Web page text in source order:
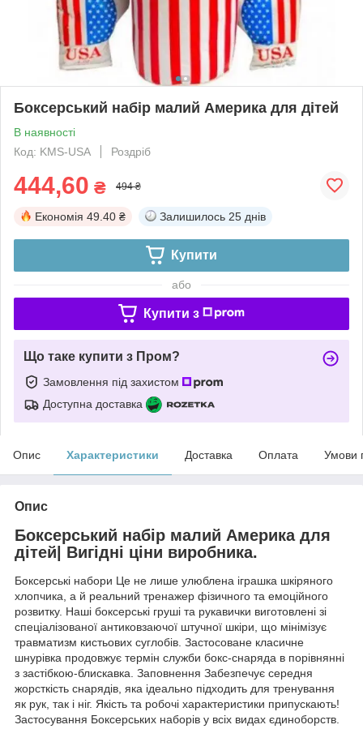
Боксерський набір малий Америка для дітей
В наявності
Код: KMS-USA
Роздріб
444,60 ₴ 494 ₴
Економія 49.40 ₴ Залишилось 25 днів
Купити
або
Купити з
Що таке купити з Пром?
Замовлення під захистом
Доступна доставка
Опис Характеристики Доставка Оплата Умови
Опис
Боксерський набір малий Америка для
дітей| Вигідні ціни виробника.
Боксерські набори Це не лише улюблена іграшка шкіряного
хлопчика, а й реальний тренажер фізичного та емоційного
розвитку. Наші боксерські груші та рукавички виготовлені зі
спеціалізованої антиковзаючої штучної шкіри, що мінімізує
травматизм кистьових суглобів. Застосоване класичне
шнурівка продовжує термін служби бокс-снаряда в порівнянні
з застібкою-блискавка. Заповнення Забезпечує середня
жорсткість снарядів, яка ідеально підходить для тренування
як рук, так і ніг. Якість та робочі характеристики припускають!
Застосування Боксерських наборів у всіх видах єдиноборств.